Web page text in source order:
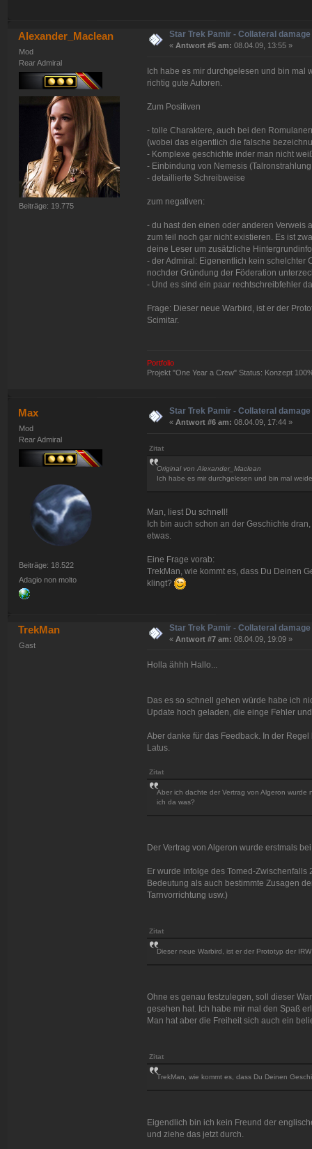
Alexander_Maclean
Mod
Rear Admiral
Beiträge: 19.775
Star Trek Pamir - Collateral damage
« Antwort #5 am: 08.04.09, 13:55 »
Ich habe es mir durchgelesen und bin mal
richtig gute Autoren.
Zum Positiven
- tolle Charaktere, auch bei den
(wobei das eigentlich die falsche
- Komplexe geschichte inder man nicht
- Einbindung von Nemesis
- detaillierte Schreibweise
zum negativen:
- du hast den einen oder anderen Verweis
zum teil noch gar nicht existieren. Es ist
deine Leser um zusätzliche
- der Admiral: Eigenentlich kein schelchter
nochder Gründung der Föderation
- Und es sind ein paar rechtschreibfehler
Frage: Dieser neue Warbird, ist er der
Scimitar.
Portfolio
Projekt "One Year a Crew" Status: Konzept
Max
Mod
Rear Admiral
Beiträge: 18.522
Adagio non molto
Star Trek Pamir - Collateral damage
«Antwort #6 am: 08.04.09, 17:44 »
Zitat
Original von Alexander_Maclean
Ich habe es mir durchgelesen und bin mal
Man, liest Du schnell!
Ich bin auch schon an der Geschichte
etwas.
Eine Frage vorab:
TrekMan, wie kommt es, dass Du Deinen
klingt?
TrekMan
Gast
Star Trek Pamir - Collateral damage
« Antwort #7 am: 08.04.09, 19:09 »
Holla ähhh Hallo...
Das es so schnell gehen würde habe ich
Update hoch geladen, die einge Fehler
Aber danke für das Feedback. In der
Latus.
Zitat
Aber ich dachte der Vertrag von Algeron
ich da was?
Der Vertrag von Algeron wurde erstmals
Er wurde infolge des Tomed-
Bedeutung als auch bestimmte Zusagen
Tarnvorrichtung usw.)
Zitat
Dieser neue Warbird, ist er der Prototyp der
Ohne es genau festzulegen, soll dieser
gesehen hat. Ich habe mir mal den Spaß
Man hat aber die Freiheit sich auch ein
Zitat
TrekMan, wie kommt es, dass Du Deinen
Eigendlich bin ich kein Freund der
und ziehe das jetzt durch.